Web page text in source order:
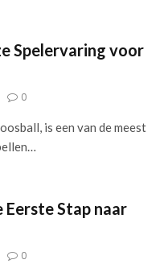
Spelervaring voor
0
is een van de meest
Eerste Stap naar
0